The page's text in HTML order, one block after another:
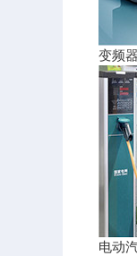
变频
电动